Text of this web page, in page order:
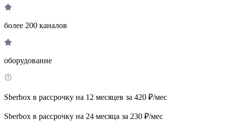
более 200 каналов
оборудование
Sberbox в рассрочку на 12 месяцев за 420 ₽/мес
Sberbox в рассрочку на 24 месяца за 230 ₽/мес